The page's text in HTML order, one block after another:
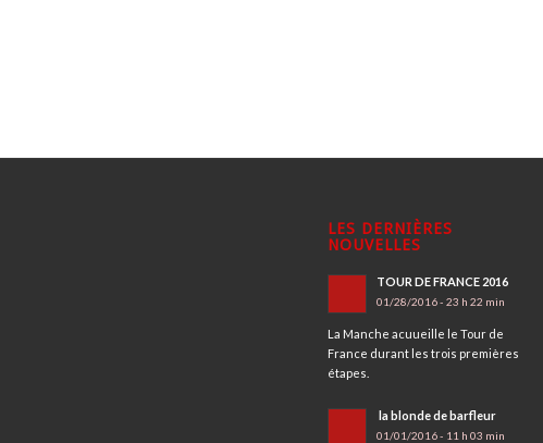
LES DERNIÈRES
NOUVELLES
TOUR DE FRANCE 2016
01/28/2016 - 23 h 22 min
La Manche acuueille le Tour de
France durant les trois premières
étapes.
la blonde de barfleur
01/01/2016 - 11 h 03 min